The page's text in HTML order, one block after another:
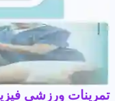
تمرینات ورزشی